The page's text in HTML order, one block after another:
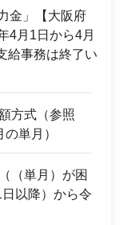
金」【大阪府
4月1日から4月
給事務は終了い
方式（参照
単月）
（単月）が困
以降）から令